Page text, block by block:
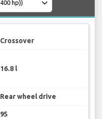
Crossover
16.8 l
Rear wheel drive
95